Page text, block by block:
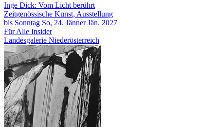
Inge Dick: Vom Licht berührt
Zeitgenössische Kunst, Ausstellung
bis Sonntag So, 24. Jänner Jän. 2027
Für Alle Insider
Landesgalerie Niederösterreich